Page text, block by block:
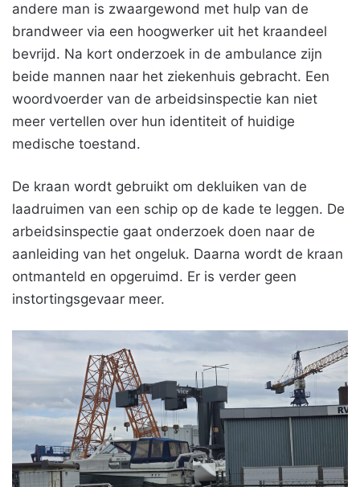
andere man is zwaargewond met hulp van de
brandweer via een hoogwerker uit het kraandeel
bevrijd. Na kort onderzoek in de ambulance zijn
beide mannen naar het ziekenhuis gebracht. Een
woordvoerder van de arbeidsinspectie kan niet
meer vertellen over hun identiteit of huidige
medische toestand.
De kraan wordt gebruikt om dekluiken van de
laadruimen van een schip op de kade te leggen. De
arbeidsinspectie gaat onderzoek doen naar de
aanleiding van het ongeluk. Daarna wordt de kraan
ontmanteld en opgeruimd. Er is verder geen
instortingsgevaar meer.